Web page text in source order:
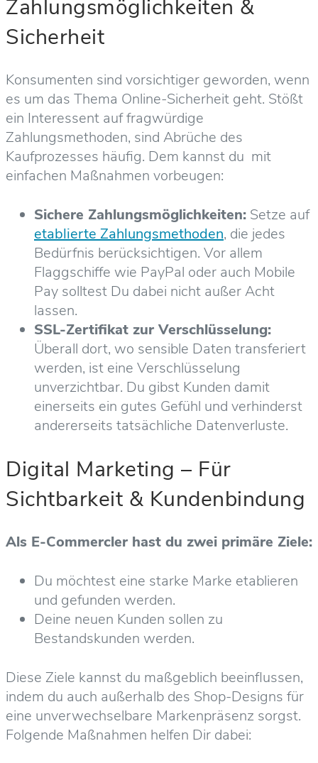
Zahlungsmöglichkeiten &
Sicherheit
Konsumenten sind vorsichtiger geworden, wenn
es um das Thema Online-Sicherheit geht. Stößt
ein Interessent auf fragwürdige
Zahlungsmethoden, sind Abrüche des
Kaufprozesses häufig. Dem kannst du mit
einfachen Maßnahmen vorbeugen:
Sichere Zahlungsmöglichkeiten: Setze auf
etablierte Zahlungsmethoden, die jedes
Bedürfnis berücksichtigen. Vor allem
Flaggschiffe wie PayPal oder auch Mobile
Pay solltest Du dabei nicht außer Acht
lassen.
SSL-Zertifikat zur Verschlüsselung:
Überall dort, wo sensible Daten transferiert
werden, ist eine Verschlüsselung
unverzichtbar. Du gibst Kunden damit
einerseits ein gutes Gefühl und verhinderst
andererseits tatsächliche Datenverluste.
Digital Marketing – Für
Sichtbarkeit & Kundenbindung
Als E-Commercler hast du zwei primäre Ziele:
Du möchtest eine starke Marke etablieren
und gefunden werden.
Deine neuen Kunden sollen zu
Bestandskunden werden.
Diese Ziele kannst du maßgeblich beeinflussen,
indem du auch außerhalb des Shop-Designs für
eine unverwechselbare Markenpräsenz sorgst.
Folgende Maßnahmen helfen Dir dabei: